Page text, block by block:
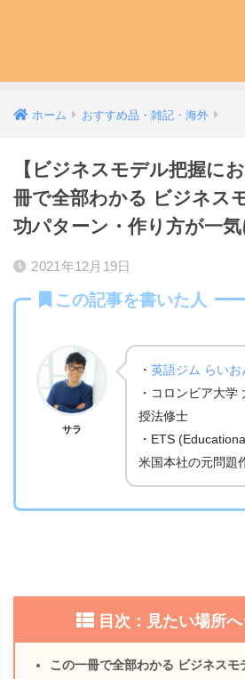
ホーム おすすめ品・雑記・海外
【ビジネスモデル把握に
冊で全部わかる ビジネス
功パターン・作り方が一
2021年12月19日
この記事を書いた人
サラ
・ 英語ジム らい
・コロンビア大学
授法修士
・ETS
米国本社の元問題
目次：見たい場所
この一冊で全部わかる ビジネスモ